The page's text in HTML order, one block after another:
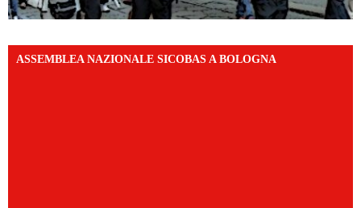
ASSEMBLEA NAZIONALE SICOBAS A BOLOGNA